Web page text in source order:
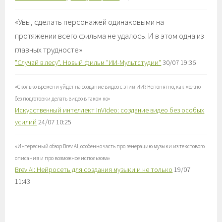
«Увы, сделать персонажей одинаковыми на
протяжении всего фильма не удалось. И в этом одна из
главных трудносте»
"Случай в лесу". Новый фильм "ИИ-Мультстудии" 30/07 19:36
«Сколько времени уйдёт на создание видео с этим ИИ? Непонятно, как можно
без подготовки делать видео в таком ко»
Искусственный интеллект InVideo: создание видео без особых
усилий 24/07 10:25
«Интересный обзор Brev AI, особенно часть про генерацию музыки из текстового
описания и про возможное использова»
Brev AI: Нейросеть для создания музыки и не только 19/07
11:43